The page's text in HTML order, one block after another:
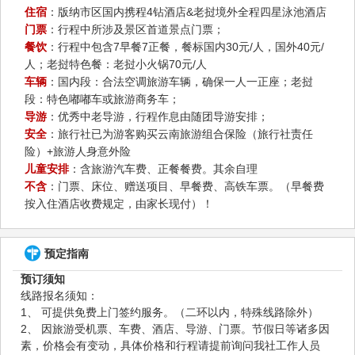
住宿 ：版纳市区国内携程4钻酒店&老挝境外全程四星泳池酒店
门票 ：行程中所涉及景区首道景点门票；
餐饮 ：行程中包含7早餐7正餐，餐标国内30元/人，国外40元/
人；老挝特色餐：老挝小火锅70元/人
车辆 ：国内段：合法空调旅游车辆，确保一人一正座；老挝
段：特色嘟嘟车或旅游商务车；
导游 ：优秀中老导游，行程作息由随团导游安排；
安全 ：旅行社已为游客购买云南旅游组合保险（旅行社责任
险）+旅游人身意外险
儿童安排：含旅游汽车费、正餐餐费。其余自理
不含 ：门票、床位、赠送项目、早餐费、高铁车票。（早餐费
按入住酒店收费规定，由家长现付）！
预定指南
预订须知
线路报名须知：
1、 可提供免费上门签约服务。（二环以内，特殊线路除外）
2、 因旅游受机票、车费、酒店、导游、门票。节假日等诸多因
素，价格会有变动，具体价格和行程请提前询问我社工作人员